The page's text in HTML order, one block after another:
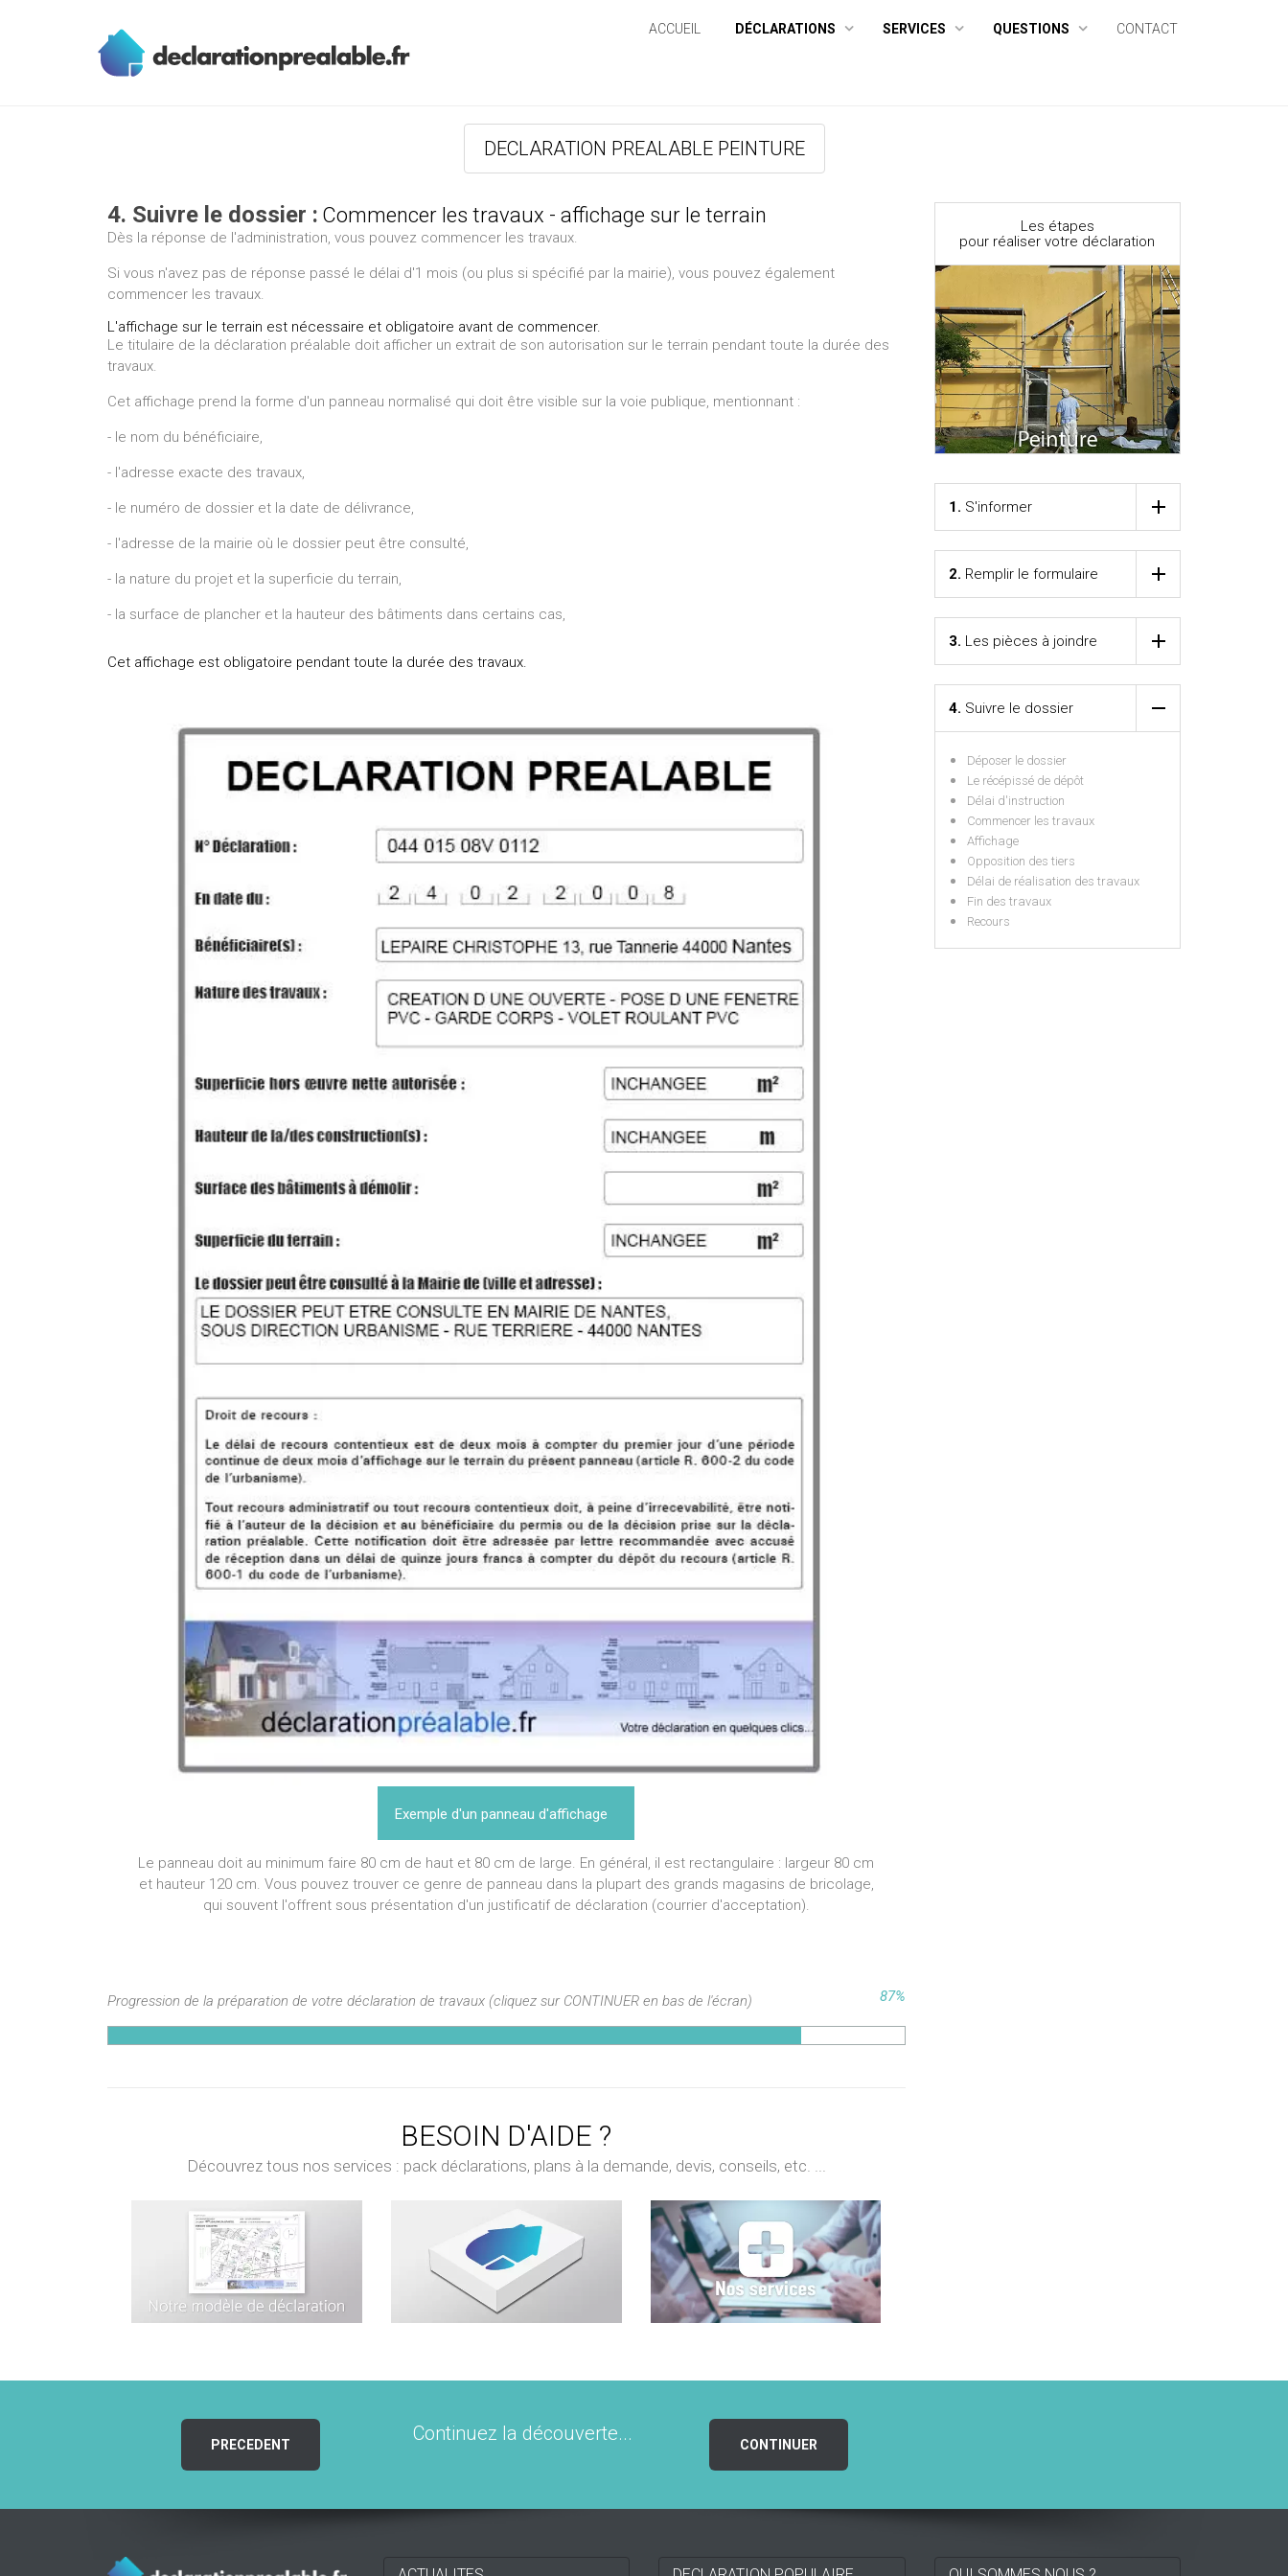
ACCUEIL DÉCLARATIONS SERVICES QUESTIONS CONTACT
DECLARATION PREALABLE PEINTURE
4. Suivre le dossier : Commencer les travaux - affichage sur le terrain
Dès la réponse de l'administration, vous pouvez commencer les travaux.
Si vous n'avez pas de réponse passé le délai d'1 mois (ou plus si spécifié par la mairie), vous pouvez également
commencer les travaux.
L'affichage sur le terrain est nécessaire et obligatoire avant de commencer.
Le titulaire de la déclaration préalable doit afficher un extrait de son autorisation sur le terrain pendant toute la durée des
travaux.
Cet affichage prend la forme d'un panneau normalisé qui doit être visible sur la voie publique, mentionnant :
- le nom du bénéficiaire,
- l'adresse exacte des travaux,
- le numéro de dossier et la date de délivrance,
- l'adresse de la mairie où le dossier peut être consulté,
- la nature du projet et la superficie du terrain,
- la surface de plancher et la hauteur des bâtiments dans certains cas,
Cet affichage est obligatoire pendant toute la durée des travaux.
Exemple d'un panneau d'affichage
Le panneau doit au minimum faire 80 cm de haut et 80 cm de large. En général, il est rectangulaire : largeur 80 cm
et hauteur 120 cm. Vous pouvez trouver ce genre de panneau dans la plupart des grands magasins de bricolage,
qui souvent l'offrent sous présentation d'un justificatif de déclaration (courrier d'acceptation).
Progression de la préparation de votre déclaration de travaux (cliquez sur CONTINUER en bas de l'écran) 87%
BESOIN D'AIDE ?
Découvrez tous nos services : pack déclarations, plans à la demande, devis, conseils, etc. ...
Les étapes
pour réaliser votre déclaration
1. S'informer
2. Remplir le formulaire
3. Les pièces à joindre
4. Suivre le dossier
Déposer le dossier
Le récépissé de dépôt
Délai d'instruction
Commencer les travaux
Affichage
Opposition des tiers
Délai de réalisation des travaux
Fin des travaux
Recours
PRECEDENT Continuez la découverte... CONTINUER